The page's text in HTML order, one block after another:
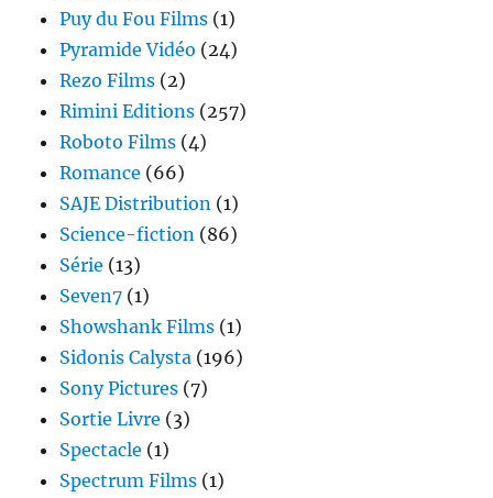
Puy du Fou Films (1)
Pyramide Vidéo (24)
Rezo Films (2)
Rimini Editions (257)
Roboto Films (4)
Romance (66)
SAJE Distribution (1)
Science-fiction (86)
Série (13)
Seven7 (1)
Showshank Films (1)
Sidonis Calysta (196)
Sony Pictures (7)
Sortie Livre (3)
Spectacle (1)
Spectrum Films (1)